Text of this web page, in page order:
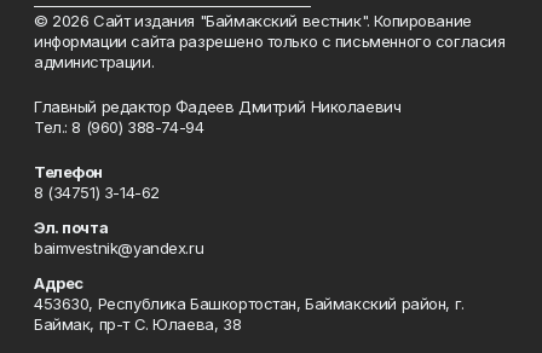
© 2026 Сайт издания "Баймакский вестник". Копирование
информации сайта разрешено только с письменного согласия
администрации.
Главный редактор Фадеев Дмитрий Николаевич
Тел.: 8 (960) 388-74-94
Телефон
8 (34751) 3-14-62
Эл. почта
baimvestnik@yandex.ru
Адрес
453630, Республика Башкортостан, Баймакский район, г.
Баймак, пр-т С. Юлаева, 38